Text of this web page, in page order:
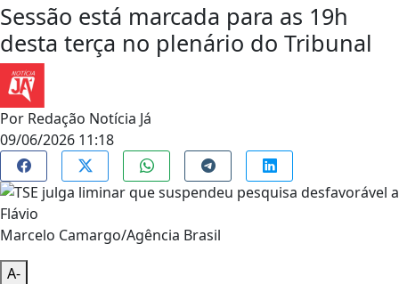
Sessão está marcada para as 19h
desta terça no plenário do Tribunal
Por Redação Notícia Já
09/06/2026 11:18
Marcelo Camargo/Agência Brasil
A-